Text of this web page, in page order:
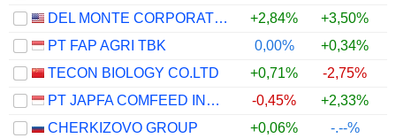
DEL MONTE CORPORATION
+2,84% +3,50%
PT FAP AGRI TBK
0,00% +0,34%
TECON BIOLOGY CO.LTD
+0,71% -2,75%
PT JAPFA COMFEED INDONESIA TBK
-0,45% +2,33%
CHERKIZOVO GROUP
+0,06%
-.--%